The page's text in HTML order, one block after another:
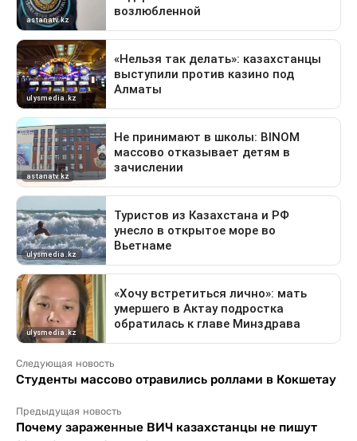
Следующая новость
Студенты массово отравились роллами в Кокшетау
Предыдущая новость
Почему зараженные ВИЧ казахстанцы не пишут